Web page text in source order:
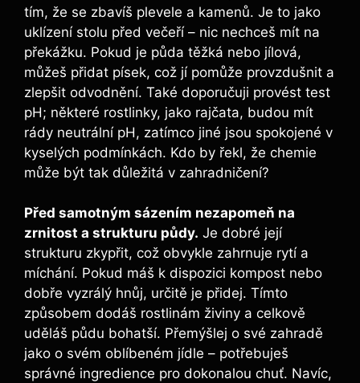
tím, že se zbavíš plevele a kamenů. Je to jako
uklízení stolu před večeří – nic nechceš mít na
překážku. Pokud je půda těžká nebo jílová,
můžeš přidat písek, což jí pomůže provzdušnit a
zlepšit odvodnění. Také doporučuji provést test
pH; některé rostlinky, jako rajčata, budou mít
rády neutrální pH, zatímco jiné jsou spokojené v
kyselých podmínkách. Kdo by řekl, že chemie
může být tak důležitá v zahradničení?
Před samotným sázením nezapomeň na
zrnitost a strukturu půdy. Je dobré její
strukturu zkypřit, což obvykle zahrnuje rytí a
míchání. Pokud máš k dispozici kompost nebo
dobře vyzrálý hnůj, určitě je přidej. Tímto
způsobem dodáš rostlinám živiny a celkově
uděláš půdu bohatší. Přemýšlej o své zahradě
jako o svém oblíbeném jídle – potřebuješ
správné ingredience pro dokonalou chuť. Navíc,